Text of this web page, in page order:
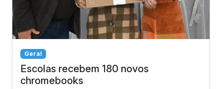
Geral
Escolas recebem 180 novos
chromebooks